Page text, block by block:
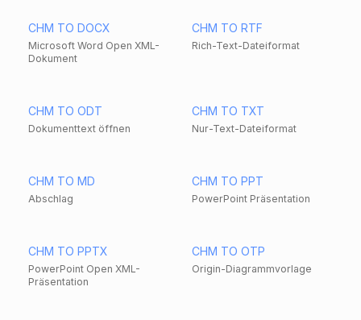
CHM TO DOCX
Microsoft Word Open XML-
Dokument
CHM TO RTF
Rich-Text-Dateiformat
CHM TO ODT
Dokumenttext öffnen
CHM TO TXT
Nur-Text-Dateiformat
CHM TO MD
Abschlag
CHM TO PPT
PowerPoint Präsentation
CHM TO PPTX
PowerPoint Open XML-
Präsentation
CHM TO OTP
Origin-Diagrammvorlage